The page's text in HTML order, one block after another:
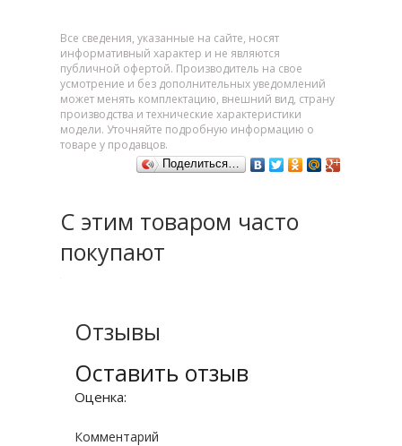
Все сведения, указанные на сайте, носят
информативный характер и не являются
публичной офертой. Производитель на свое
усмотрение и без дополнительных уведомлений
может менять комплектацию, внешний вид, страну
производства и технические характеристики
модели. Уточняйте подробную информацию о
товаре у продавцов.
Поделиться…
С этим товаром часто
покупают
Отзывы
Оставить отзыв
Оценка:
Комментарий